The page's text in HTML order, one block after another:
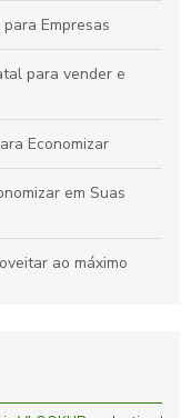
Empresas
para vender e
Economizar
em Suas
ao máximo